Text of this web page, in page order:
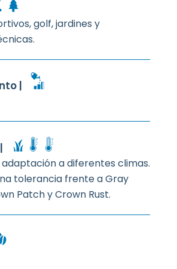
golf, jardines y
|
adaptación a diferentes climas.
tolerancia frente a Gray
Patch y Crown Rust.